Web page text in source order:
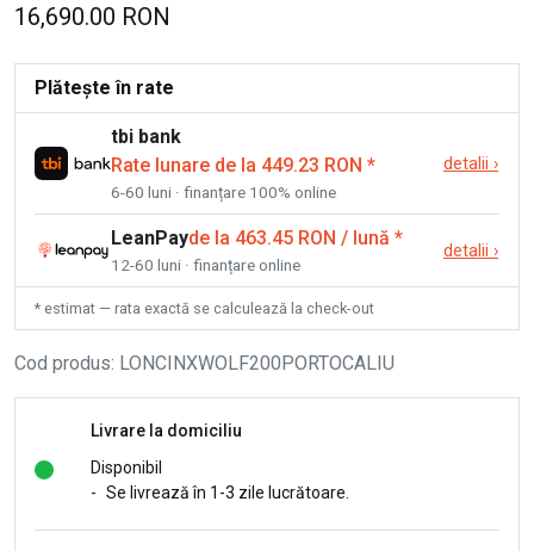
16,690.00 RON
Plătește în rate
tbi bank
Rate lunare de la 449.23 RON *
6-60 luni · finanțare 100% online
detalii ›
LeanPayde la 463.45 RON / lună *
12-60 luni · finanțare online
detalii ›
* estimat — rata exactă se calculează la check-out
Cod produs: LONCINXWOLF200PORTOCALIU
Livrare la domiciliu
Disponibil
- Se livrează în 1-3 zile lucrătoare.